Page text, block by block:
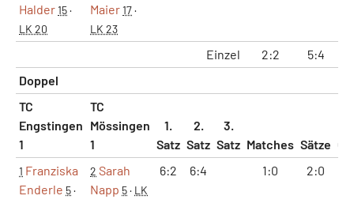
Halder15·
LK 20
Maier17·
LK 23
Einzel 2:2 5:4
Doppel
TC
Engstingen
1
TC
Mössingen
1
1.
Satz
2.
Satz
3.
Satz Matches Sätze
1 Franziska
Enderle 5·
2 Sarah
Napp 5· LK
6:2 6:4 1:0 2:0